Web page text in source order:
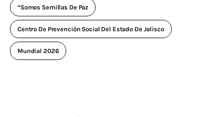
“Somos Semillas De Paz
Centro De Prevención Social Del Estado De Jalisco
Mundial 2026